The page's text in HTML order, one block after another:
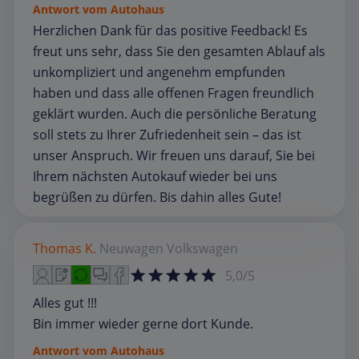
Antwort vom Autohaus
Herzlichen Dank für das positive Feedback! Es
freut uns sehr, dass Sie den gesamten Ablauf als
unkompliziert und angenehm empfunden
haben und dass alle offenen Fragen freundlich
geklärt wurden. Auch die persönliche Beratung
soll stets zu Ihrer Zufriedenheit sein – das ist
unser Anspruch. Wir freuen uns darauf, Sie bei
Ihrem nächsten Autokauf wieder bei uns
begrüßen zu dürfen. Bis dahin alles Gute!
Thomas K. Neuwagen Volkswagen
5,0/5
Alles gut !!!
Bin immer wieder gerne dort Kunde.
Antwort vom Autohaus